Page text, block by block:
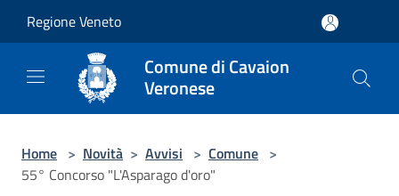
Regione Veneto
Comune di Cavaion
Veronese
Home > Novità > Avvisi > Comune >
55° Concorso "L'Asparago d'oro"